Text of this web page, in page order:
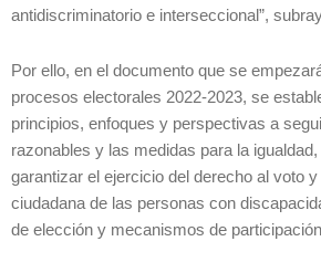
antidiscriminatorio e interseccional”,
Por ello, en el documento que se
procesos electorales 2022-2023, se
principios, enfoques y perspectivas a
razonables y las medidas para la
garantizar el ejercicio del derecho al voto
ciudadana de las personas con
de elección y mecanismos de